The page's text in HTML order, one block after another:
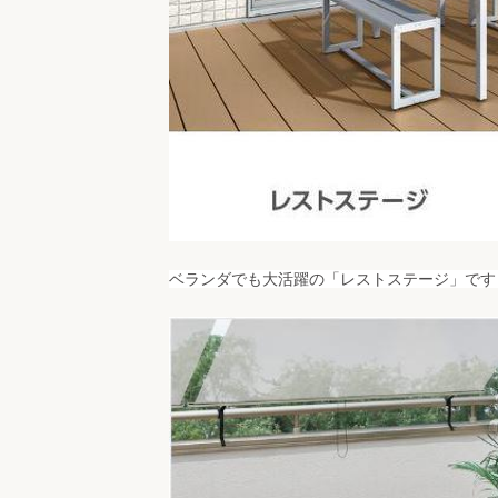
ベランダでも大活躍の 「レストステージ」 で